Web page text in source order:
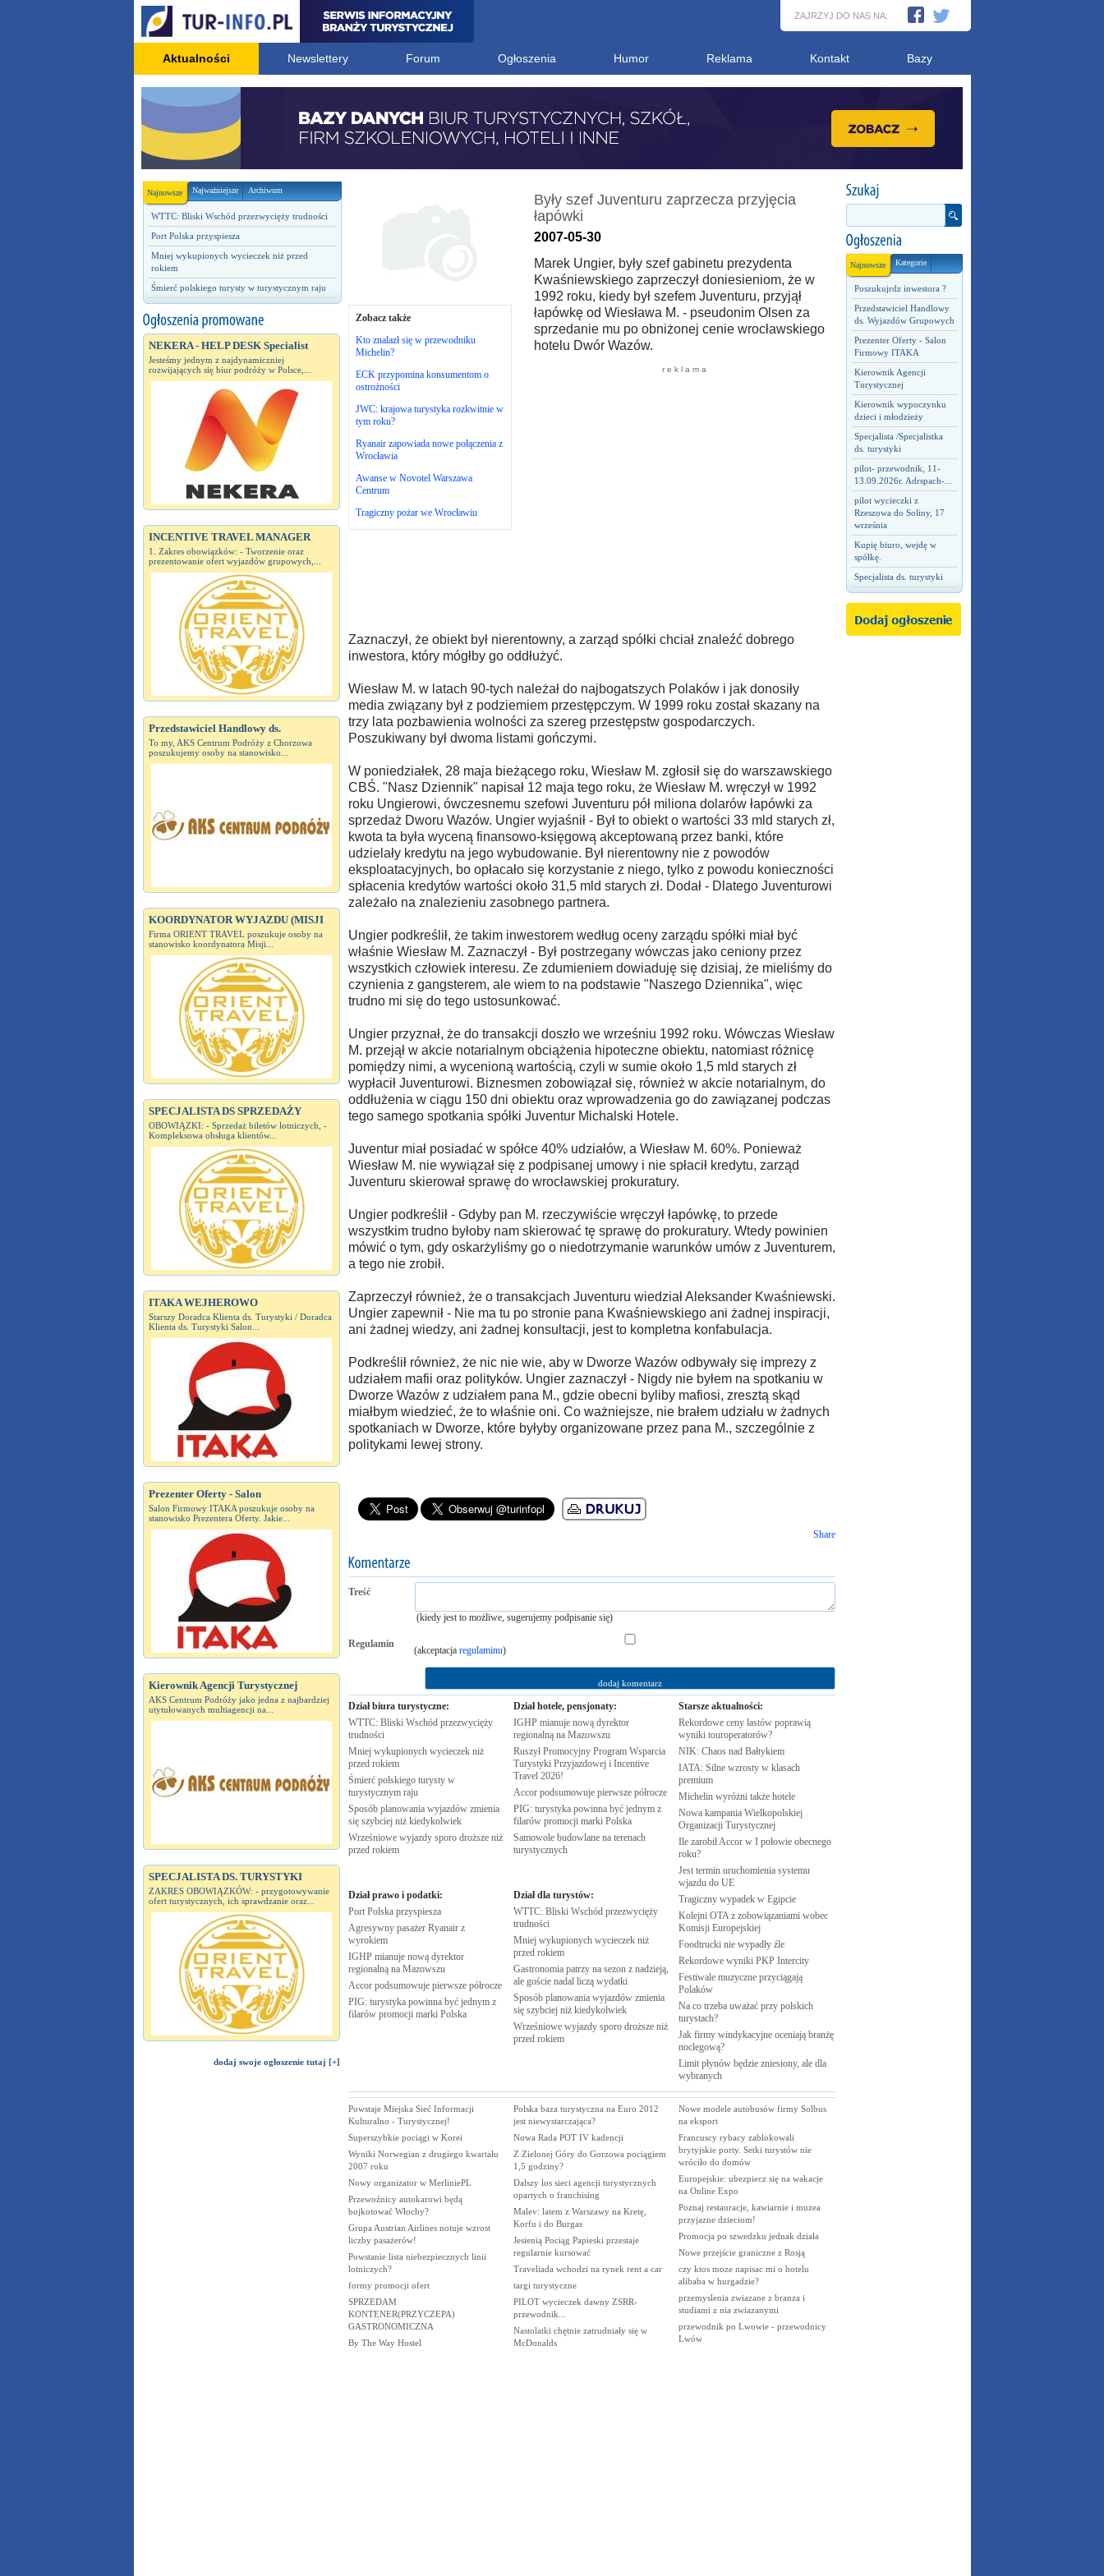
ZAJRZYJ DO NAS NA:
Aktualności Newslettery Forum Ogłoszenia Humor Reklama Kontakt Bazy
Najnowsze Najważniejsze Archiwum
WTTC: Bliski Wschód przezwycięży trudności
Port Polska przyspiesza
Mniej wykupionych wycieczek niż przed
rokiem
Śmierć polskiego turysty w turystycznym raju
NEKERA - HELP DESK Specialist
Jesteśmy jednym z najdynamiczniej
rozwijających się biur podróży w Polsce,...
INCENTIVE TRAVEL MANAGER
1. Zakres obowiązków: - Tworzenie oraz
prezentowanie ofert wyjazdów grupowych,...
Przedstawiciel Handlowy ds.
To my, AKS Centrum Podróży z Chorzowa
poszukujemy osoby na stanowisko...
KOORDYNATOR WYJAZDU (MISJI
Firma ORIENT TRAVEL poszukuje osoby na
stanowisko koordynatora Misji...
SPECJALISTA DS SPRZEDAŻY
OBOWIĄZKI: - Sprzedaż biletów lotniczych, -
Kompleksowa obsługa klientów...
ITAKA WEJHEROWO
Starszy Doradca Klienta ds. Turystyki / Doradca
Klienta ds. Turystyki Salon...
Prezenter Oferty - Salon
Salon Firmowy ITAKA poszukuje osoby na
stanowisko Prezentera Oferty. Jakie...
Kierownik Agencji Turystycznej
AKS Centrum Podróży jako jedna z najbardziej
utytułowanych multiagencji na...
SPECJALISTA DS. TURYSTYKI
ZAKRES OBOWIĄZKÓW: - przygotowywanie
ofert turystycznych, ich sprawdzanie oraz...
dodaj swoje ogłoszenie tutaj [+]
Najnowsze Kategorie
Poszukujrdz inwestora ?
Przedstawiciel Handlowy
ds. Wyjazdów Grupowych
Prezenter Oferty - Salon
Firmowy ITAKA
Kierownik Agencji
Turystycznej
Kierownik wypoczynku
dzieci i młodzieży
Specjalista /Specjalistka
ds. turystyki
pilot- przewodnik, 11-
13.09.2026r. Adrspach-...
pilot wycieczki z
Rzeszowa do Soliny, 17
września
Kupię biuro, wejdę w
spółkę.
Specjalista ds. turystyki
Zobacz także
Kto znalazł się w przewodniku
Michelin?
ECK przypomina konsumentom o
ostrożności
JWC: krajowa turystyka rozkwitnie w
tym roku?
Ryanair zapowiada nowe połączenia z
Wrocławia
Awanse w Novotel Warszawa
Centrum
Tragiczny pożar we Wrocławiu
Były szef Juventuru zaprzecza przyjęcia
łapówki
2007-05-30
Marek Ungier, były szef gabinetu prezydenta
Kwaśniewskiego zaprzeczył doniesieniom, że w
1992 roku, kiedy był szefem Juventuru, przyjął
łapówkę od Wiesława M. - pseudonim Olsen za
sprzedanie mu po obniżonej cenie wrocławskiego
hotelu Dwór Wazów.
r e k l a m a
Zaznaczył, że obiekt był nierentowny, a zarząd spółki chciał znaleźć dobrego
inwestora, który mógłby go oddłużyć.
Wiesław M. w latach 90-tych należał do najbogatszych Polaków i jak donosiły
media związany był z podziemiem przestępczym. W 1999 roku został skazany na
trzy lata pozbawienia wolności za szereg przestępstw gospodarczych.
Poszukiwany był dwoma listami gończymi.
W poniedziałek, 28 maja bieżącego roku, Wiesław M. zgłosił się do warszawskiego
CBŚ. "Nasz Dziennik" napisał 12 maja tego roku, że Wiesław M. wręczył w 1992
roku Ungierowi, ówczesnemu szefowi Juventuru pół miliona dolarów łapówki za
sprzedaż Dworu Wazów. Ungier wyjaśnił - Był to obiekt o wartości 33 mld starych zł,
kwota ta była wyceną finansowo-księgową akceptowaną przez banki, które
udzielały kredytu na jego wybudowanie. Był nierentowny nie z powodów
eksploatacyjnych, bo opłacało się korzystanie z niego, tylko z powodu konieczności
spłacenia kredytów wartości około 31,5 mld starych zł. Dodał - Dlatego Juventurowi
zależało na znalezieniu zasobnego partnera.
Ungier podkreślił, że takim inwestorem według oceny zarządu spółki miał być
właśnie Wiesław M. Zaznaczył - Był postrzegany wówczas jako ceniony przez
wszystkich człowiek interesu. Ze zdumieniem dowiaduję się dzisiaj, że mieliśmy do
czynienia z gangsterem, ale wiem to na podstawie "Naszego Dziennika", więc
trudno mi się do tego ustosunkować.
Ungier przyznał, że do transakcji doszło we wrześniu 1992 roku. Wówczas Wiesław
M. przejął w akcie notarialnym obciążenia hipoteczne obiektu, natomiast różnicę
pomiędzy nimi, a wycenioną wartością, czyli w sumie około 1,5 mld starych zł
wypłacił Juventurowi. Biznesmen zobowiązał się, również w akcie notarialnym, do
oddłużenia w ciągu 150 dni obiektu oraz wprowadzenia go do zawiązanej podczas
tego samego spotkania spółki Juventur Michalski Hotele.
Juventur miał posiadać w spółce 40% udziałów, a Wiesław M. 60%. Ponieważ
Wiesław M. nie wywiązał się z podpisanej umowy i nie spłacił kredytu, zarząd
Juventuru skierował sprawę do wrocławskiej prokuratury.
Ungier podkreślił - Gdyby pan M. rzeczywiście wręczył łapówkę, to przede
wszystkim trudno byłoby nam skierować tę sprawę do prokuratury. Wtedy powinien
mówić o tym, gdy oskarżyliśmy go o niedotrzymanie warunków umów z Juventurem,
a tego nie zrobił.
Zaprzeczył również, że o transakcjach Juventuru wiedział Aleksander Kwaśniewski.
Ungier zapewnił - Nie ma tu po stronie pana Kwaśniewskiego ani żadnej inspiracji,
ani żadnej wiedzy, ani żadnej konsultacji, jest to kompletna konfabulacja.
Podkreślił również, że nic nie wie, aby w Dworze Wazów odbywały się imprezy z
udziałem mafii oraz polityków. Ungier zaznaczył - Nigdy nie byłem na spotkaniu w
Dworze Wazów z udziałem pana M., gdzie obecni byliby mafiosi, zresztą skąd
miałbym wiedzieć, że to właśnie oni. Co ważniejsze, nie brałem udziału w żadnych
spotkaniach w Dworze, które byłyby organizowane przez pana M., szczególnie z
politykami lewej strony.
Share
Treść
(kiedy jest to możliwe, sugerujemy podpisanie się)
Regulamin
(akceptacja regulaminu)
Dział biura turystyczne:
WTTC: Bliski Wschód przezwycięży
trudności
Mniej wykupionych wycieczek niż
przed rokiem
Śmierć polskiego turysty w
turystycznym raju
Sposób planowania wyjazdów zmienia
się szybciej niż kiedykolwiek
Wrześniowe wyjazdy sporo droższe niż
przed rokiem
Dział prawo i podatki:
Port Polska przyspiesza
Agresywny pasażer Ryanair z
wyrokiem
IGHP mianuje nową dyrektor
regionalną na Mazowszu
Accor podsumowuje pierwsze półrocze
PIG: turystyka powinna być jednym z
filarów promocji marki Polska
Dział hotele, pensjonaty:
IGHP mianuje nową dyrektor
regionalną na Mazowszu
Ruszył Promocyjny Program Wsparcia
Turystyki Przyjazdowej i Incentive
Travel 2026!
Accor podsumowuje pierwsze półrocze
PIG: turystyka powinna być jednym z
filarów promocji marki Polska
Samowole budowlane na terenach
turystycznych
Dział dla turystów:
WTTC: Bliski Wschód przezwycięży
trudności
Mniej wykupionych wycieczek niż
przed rokiem
Gastronomia patrzy na sezon z nadzieją,
ale goście nadal liczą wydatki
Sposób planowania wyjazdów zmienia
się szybciej niż kiedykolwiek
Wrześniowe wyjazdy sporo droższe niż
przed rokiem
Starsze aktualności:
Rekordowe ceny lastów poprawią
wyniki touroperatorów?
NIK: Chaos nad Bałtykiem
IATA: Silne wzrosty w klasach
premium
Michelin wyróżni także hotele
Nowa kampania Wielkopolskiej
Organizacji Turystycznej
Ile zarobił Accor w I połowie obecnego
roku?
Jest termin uruchomienia systemu
wjazdu do UE
Tragiczny wypadek w Egipcie
Kolejni OTA z zobowiązaniami wobec
Komisji Europejskiej
Foodtrucki nie wypadły źle
Rekordowe wyniki PKP Intercity
Festiwale muzyczne przyciągają
Polaków
Na co trzeba uważać przy polskich
turystach?
Jak firmy windykacyjne oceniają branżę
noclegową?
Limit płynów będzie zniesiony, ale dla
wybranych
Powstaje Miejska Sieć Informacji
Kulturalno - Turystycznej!
Superszybkie pociągi w Korei
Wyniki Norwegian z drugiego kwartału
2007 roku
Nowy organizator w MerliniePL
Przewoźnicy autokarowi będą
bojkotować Włochy?
Grupa Austrian Airlines notuje wzrost
liczby pasażerów!
Powstanie lista niebezpiecznych linii
lotniczych?
formy promocji ofert
SPRZEDAM
KONTENER(PRZYCZEPA)
GASTRONOMICZNA
By The Way Hostel
Polska baza turystyczna na Euro 2012
jest niewystarczająca?
Nowa Rada POT IV kadencji
Z Zielonej Góry do Gorzowa pociągiem
1,5 godziny?
Dalszy los sieci agencji turystycznych
opartych o franchising
Malev: latem z Warszawy na Kretę,
Korfu i do Burgas
Jesienią Pociąg Papieski przestaje
regularnie kursować
Traveliada wchodzi na rynek rent a car
targi turystyczne
PILOT wycieczek dawny ZSRR-
przewodnik...
Nastolatki chętnie zatrudniały się w
McDonalds
Nowe modele autobusów firmy Solbus
na eksport
Francuscy rybacy zablokowali
brytyjskie porty. Setki turystów nie
wróciło do domów
Europejskie: ubezpiecz się na wakacje
na Online Expo
Poznaj restauracje, kawiarnie i muzea
przyjazne dzieciom!
Promocja po szwedzku jednak działa
Nowe przejście graniczne z Rosją
czy ktos moze napisac mi o hotelu
alibaba w hurgadzie?
przemyslenia zwiazane z branza i
studiami z nia zwiazanymi
przewodnik po Lwowie - przewodnicy
Lwów